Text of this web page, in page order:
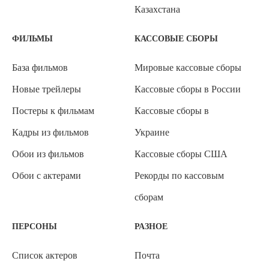
Казахстана
ФИЛЬМЫ
База фильмов
Новые трейлеры
Постеры к фильмам
Кадры из фильмов
Обои из фильмов
Обои с актерами
КАССОВЫЕ СБОРЫ
Мировые кассовые сборы
Кассовые сборы в России
Кассовые сборы в
Украине
Кассовые сборы США
Рекорды по кассовым
сборам
ПЕРСОНЫ
Список актеров
РАЗНОЕ
Почта